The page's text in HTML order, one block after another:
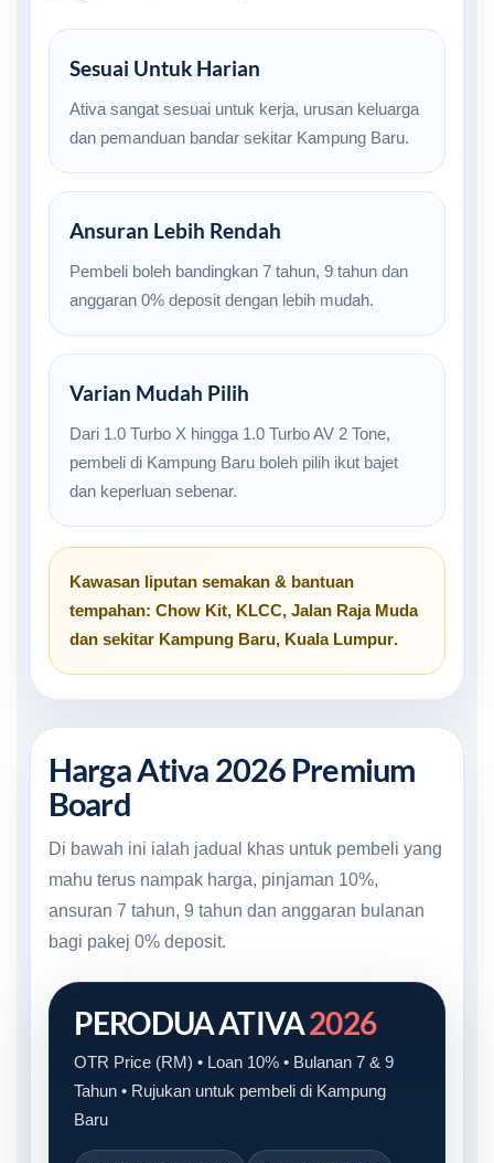
Sesuai Untuk Harian
Ativa sangat sesuai untuk kerja, urusan keluarga
dan pemanduan bandar sekitar Kampung Baru.
Ansuran Lebih Rendah
Pembeli boleh bandingkan 7 tahun, 9 tahun dan
anggaran 0% deposit dengan lebih mudah.
Varian Mudah Pilih
Dari 1.0 Turbo X hingga 1.0 Turbo AV 2 Tone,
pembeli di Kampung Baru boleh pilih ikut bajet
dan keperluan sebenar.
Kawasan liputan semakan & bantuan
tempahan: Chow Kit, KLCC, Jalan Raja Muda
dan sekitar Kampung Baru, Kuala Lumpur.
Harga Ativa 2026 Premium
Board
Di bawah ini ialah jadual khas untuk pembeli yang
mahu terus nampak harga, pinjaman 10%,
ansuran 7 tahun, 9 tahun dan anggaran bulanan
bagi pakej 0% deposit.
PERODUA ATIVA2026
OTR Price (RM) • Loan 10% • Bulanan 7 & 9
Tahun • Rujukan untuk pembeli di Kampung
Baru